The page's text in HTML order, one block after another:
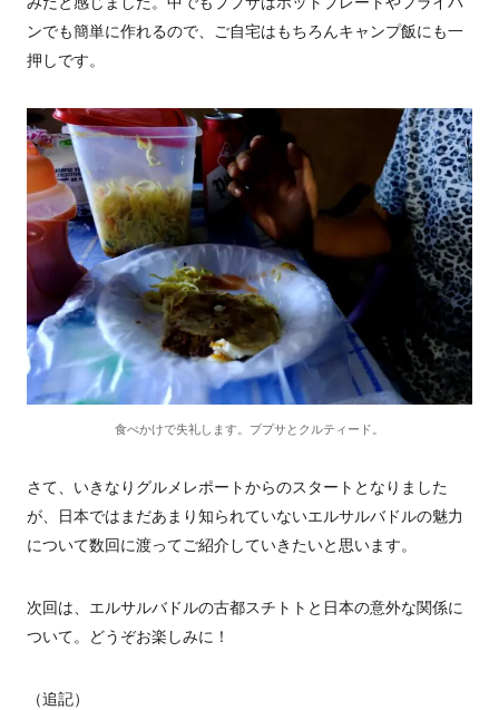
ンでも簡単に作れるので、ご自宅はもちろんキャンプ飯にも一
押しです。
食べかけで失礼します。ププサとクルティード。
さて、いきなりグルメレポートからのスタートとなりました
が、日本ではまだあまり知られていないエルサルバドルの魅力
について数回に渡ってご紹介していきたいと思います。
次回は、エルサルバドルの古都スチトトと日本の意外な関係に
ついて。どうぞお楽しみに！
（追記）